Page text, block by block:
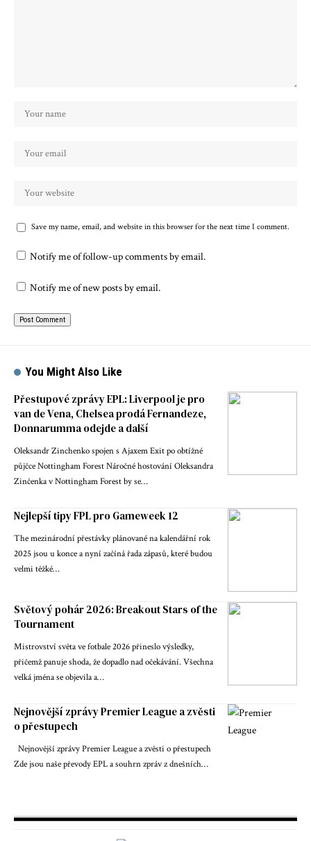
Save my name, email, and website in this browser for the next time I comment.
Notify me of follow-up comments by email.
Notify me of new posts by email.
You Might Also Like
Přestupové zprávy EPL: Liverpool je pro
van de Vena, Chelsea prodá Fernandeze,
Donnarumma odejde a další
Oleksandr Zinchenko spojen s Ajaxem Exit po obtížné
půjčce Nottingham Forest Náročné hostování Oleksandra
Zinčenka v Nottingham Forest by se…
Nejlepší tipy FPL pro Gameweek 12
The mezinárodní přestávky plánované na kalendářní rok
2025 jsou u konce a nyní začíná řada zápasů, které budou
velmi těžké…
Světový pohár 2026: Breakout Stars of the
Tournament
Mistrovství světa ve fotbale 2026 přineslo výsledky,
přičemž panuje shoda, že dopadlo nad očekávání. Všechna
velká jména se objevila a…
Nejnovější zprávy Premier League a zvěsti
o přestupech
Nejnovější zprávy Premier League a zvěsti o přestupech
Zde jsou naše převody EPL a souhrn zpráv z dnešních…